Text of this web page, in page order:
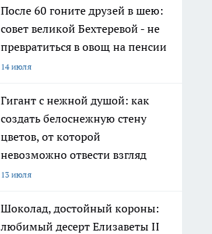
После 60 гоните друзей в шею:
совет великой Бехтеревой - не
превратиться в овощ на пенсии
14 июля
Гигант с нежной душой: как
создать белоснежную стену
цветов, от которой
невозможно отвести взгляд
13 июля
Шоколад, достойный короны:
любимый десерт Елизаветы II